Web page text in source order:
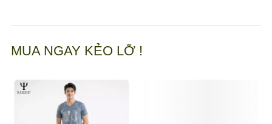
Chất liệu cao cấp, mềm mại, dễ chịu
Phù hợp với nhiều phong cách khác nhau
Xuất xứ: Việt Nam
MUA NGAY KẺO LỠ !